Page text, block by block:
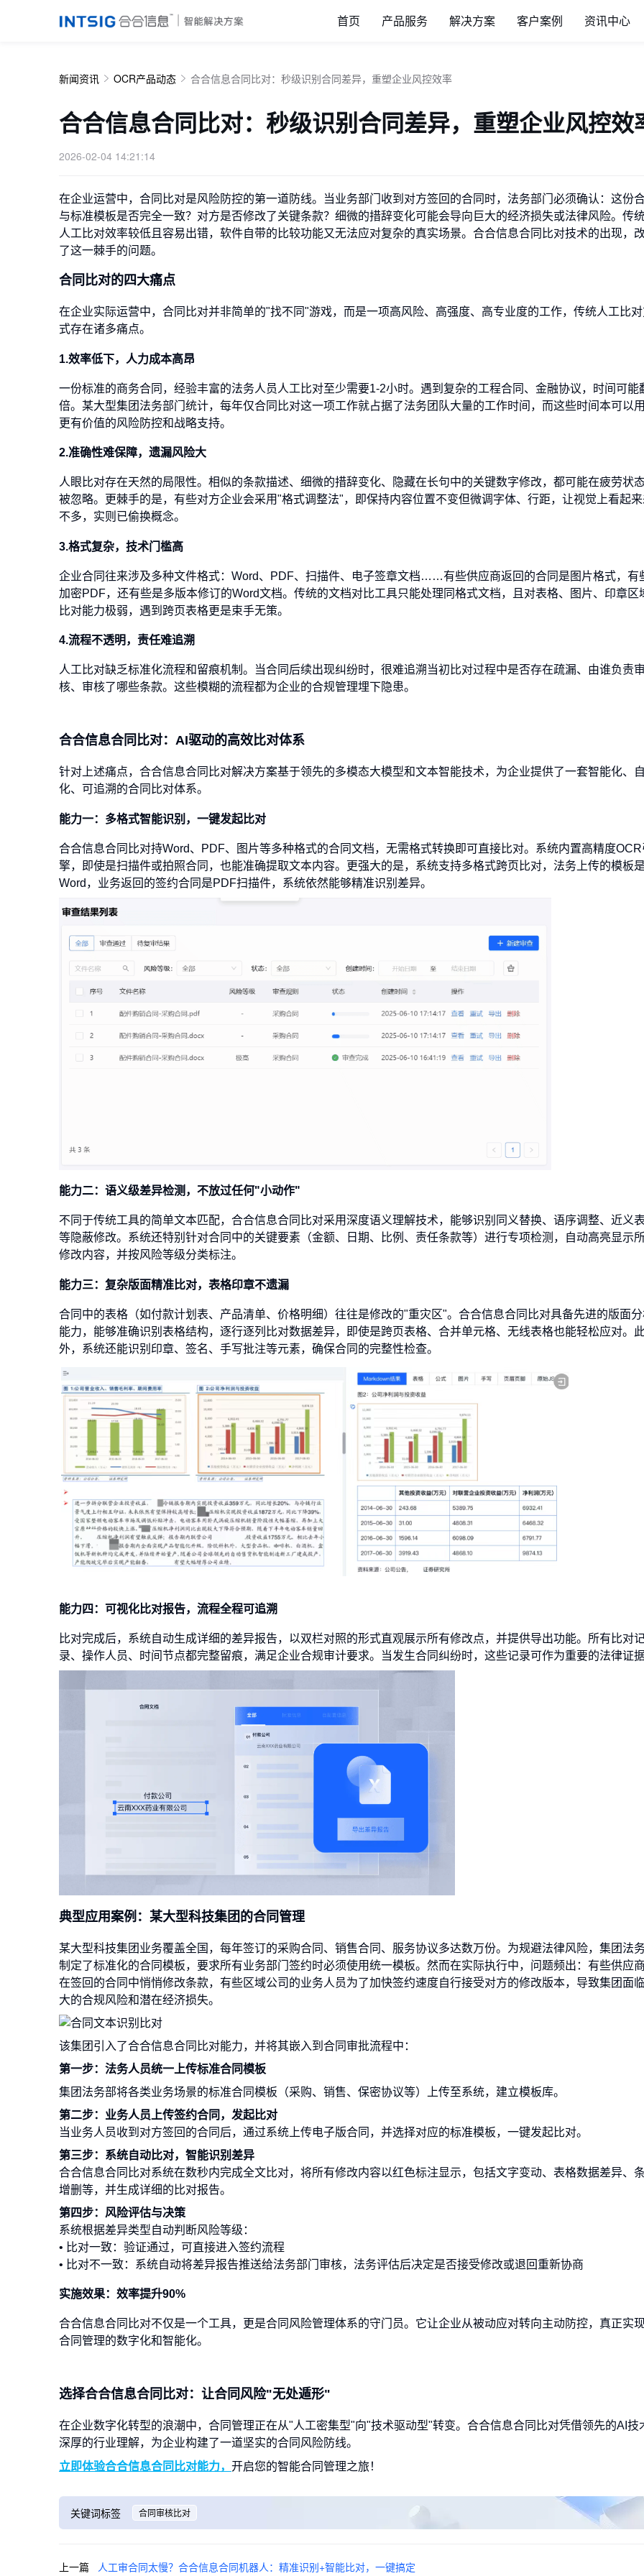
首页 产品服务 解决方案 客户案例 资讯中心
新闻资讯 OCR产品动态 合合信息合同比对：秒级识别合同差异，重塑企业风控效率
合合信息合同比对：秒级识别合同差异，重塑企业风控效
2026-02-04 14:21:14
在企业运营中，合同比对是风险防控的第一道防线。当业务部门收到对方签回的合同时，法务部门必须确认：这份
与标准模板是否完全一致？对方是否修改了关键条款？细微的措辞变化可能会导向巨大的经济损失或法律风险。传
人工比对效率较低且容易出错，软件自带的比较功能又无法应对复杂的真实场景。合合信息合同比对技术的出现，
了这一棘手的问题。
合同比对的四大痛点
在企业实际运营中，合同比对并非简单的"找不同"游戏，而是一项高风险、高强度、高专业度的工作，传统人工比
式存在诸多痛点。
1.效率低下，人力成本高昂
一份标准的商务合同，经验丰富的法务人员人工比对至少需要1-2小时。遇到复杂的工程合同、金融协议，时间可能
倍。某大型集团法务部门统计，每年仅合同比对这一项工作就占据了法务团队大量的工作时间，而这些时间本可以
更有价值的风险防控和战略支持。
2.准确性难保障，遗漏风险大
人眼比对存在天然的局限性。相似的条款描述、细微的措辞变化、隐藏在长句中的关键数字修改，都可能在疲劳状
被忽略。更棘手的是，有些对方企业会采用"格式调整法"，即保持内容位置不变但微调字体、行距，让视觉上看起
不多，实则已偷换概念。
3.格式复杂，技术门槛高
企业合同往来涉及多种文件格式：Word、PDF、扫描件、电子签章文档……有些供应商返回的合同是图片格式，有
加密PDF，还有些是多版本修订的Word文档。传统的文档对比工具只能处理同格式文档，且对表格、图片、印章区
比对能力极弱，遇到跨页表格更是束手无策。
4.流程不透明，责任难追溯
人工比对缺乏标准化流程和留痕机制。当合同后续出现纠纷时，很难追溯当初比对过程中是否存在疏漏、由谁负责
核、审核了哪些条款。这些模糊的流程都为企业的合规管理埋下隐患。
合合信息合同比对：AI驱动的高效比对体系
针对上述痛点，合合信息合同比对解决方案基于领先的多模态大模型和文本智能技术，为企业提供了一套智能化、
化、可追溯的合同比对体系。
能力一：多格式智能识别，一键发起比对
合合信息合同比对持Word、PDF、图片等多种格式的合同文档，无需格式转换即可直接比对。系统内置高精度OCR
擎，即使是扫描件或拍照合同，也能准确提取文本内容。更强大的是，系统支持多格式跨页比对，法务上传的模板
Word，业务返回的签约合同是PDF扫描件，系统依然能够精准识别差异。
能力二：语义级差异检测，不放过任何"小动作"
不同于传统工具的简单文本匹配，合合信息合同比对采用深度语义理解技术，能够识别同义替换、语序调整、近义
等隐蔽修改。系统还特别针对合同中的关键要素（金额、日期、比例、责任条款等）进行专项检测，自动高亮显示
修改内容，并按风险等级分类标注。
能力三：复杂版面精准比对，表格印章不遗漏
合同中的表格（如付款计划表、产品清单、价格明细）往往是修改的"重灾区"。合合信息合同比对具备先进的版面
能力，能够准确识别表格结构，逐行逐列比对数据差异，即使是跨页表格、合并单元格、无线表格也能轻松应对。
外，系统还能识别印章、签名、手写批注等元素，确保合同的完整性检查。
能力四：可视化比对报告，流程全程可追溯
比对完成后，系统自动生成详细的差异报告，以双栏对照的形式直观展示所有修改点，并提供导出功能。所有比对
录、操作人员、时间节点都完整留痕，满足企业合规审计要求。当发生合同纠纷时，这些记录可作为重要的法律证
典型应用案例：某大型科技集团的合同管理
某大型科技集团业务覆盖全国，每年签订的采购合同、销售合同、服务协议多达数万份。为规避法律风险，集团法
制定了标准化的合同模板，要求所有业务部门签约时必须使用统一模板。然而在实际执行中，问题频出：有些供应
在签回的合同中悄悄修改条款，有些区域公司的业务人员为了加快签约速度自行接受对方的修改版本，导致集团面
大的合规风险和潜在经济损失。
该集团引入了合合信息合同比对能力，并将其嵌入到合同审批流程中：
第一步：法务人员统一上传标准合同模板
集团法务部将各类业务场景的标准合同模板（采购、销售、保密协议等）上传至系统，建立模板库。
第二步：业务人员上传签约合同，发起比对
当业务人员收到对方签回的合同后，通过系统上传电子版合同，并选择对应的标准模板，一键发起比对。
第三步：系统自动比对，智能识别差异
合合信息合同比对系统在数秒内完成全文比对，将所有修改内容以红色标注显示，包括文字变动、表格数据差异、
增删等，并生成详细的比对报告。
第四步：风险评估与决策
系统根据差异类型自动判断风险等级：
• 比对一致：验证通过，可直接进入签约流程
• 比对不一致：系统自动将差异报告推送给法务部门审核，法务评估后决定是否接受修改或退回重新协商
实施效果：效率提升90%
合合信息合同比对不仅是一个工具，更是合同风险管理体系的守门员。它让企业从被动应对转向主动防控，真正实
合同管理的数字化和智能化。
选择合合信息合同比对：让合同风险"无处遁形"
在企业数字化转型的浪潮中，合同管理正在从"人工密集型"向"技术驱动型"转变。合合信息合同比对凭借领先的AI技
深厚的行业理解，为企业构建了一道坚实的合同风险防线。
立即体验合合信息合同比对能力， 开启您的智能合同管理之旅！
关键词标签 合同审核比对
上一篇 人工审合同太慢？合合信息合同机器人：精准识别+智能比对，一键搞定